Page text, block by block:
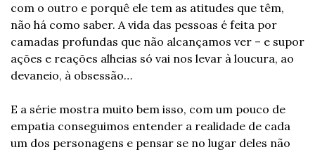
com o outro e porquê ele tem as atitudes que têm,
não há como saber. A vida das pessoas é feita por
camadas profundas que não alcançamos ver – e supor
ações e reações alheias só vai nos levar à loucura, ao
devaneio, à obsessão…
E a série mostra muito bem isso, com um pouco de
empatia conseguimos entender a realidade de cada
um dos personagens e pensar se no lugar deles não